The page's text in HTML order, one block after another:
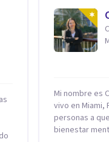
nuestras
de sentir, pensar y
ofrecer un
salud mental
compasión y
trauma para
sus conflictos
personales,
afrontamiento
Mi nombre es
vivo en Miami,
personas a
bienestar